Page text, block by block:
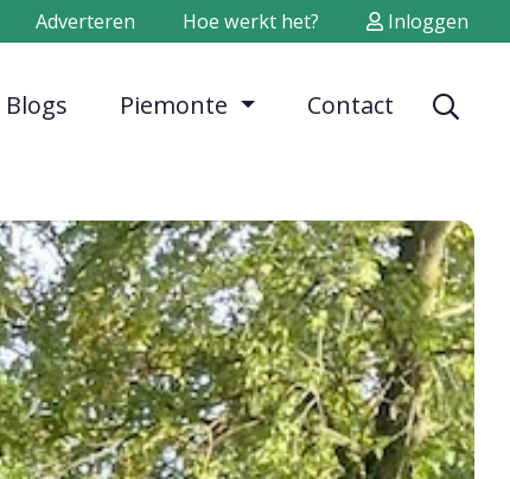
Adverteren Hoe werkt het? Inloggen
Blogs Piemonte Contact